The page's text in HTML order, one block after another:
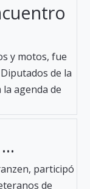
y motos, fue
de la
agenda de
participó
de